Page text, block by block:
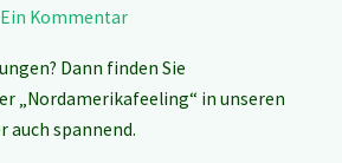
Ein Kommentar
Dann finden Sie
„Nordamerikafeeling“ in unseren
auch spannend.